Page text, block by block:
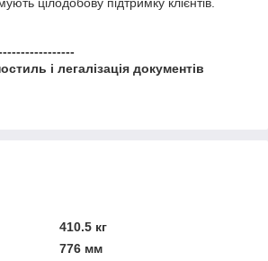
і легалізація документів
410.5 кг
776 мм